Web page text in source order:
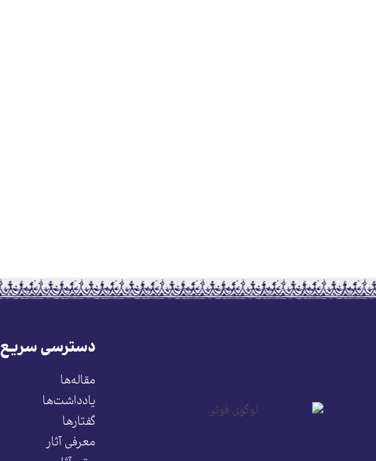
دسترسی سریع
مقاله‌ها
یادداشت‌ها
گفتارها
معرفی آثار